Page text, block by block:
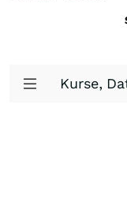
Kurse,